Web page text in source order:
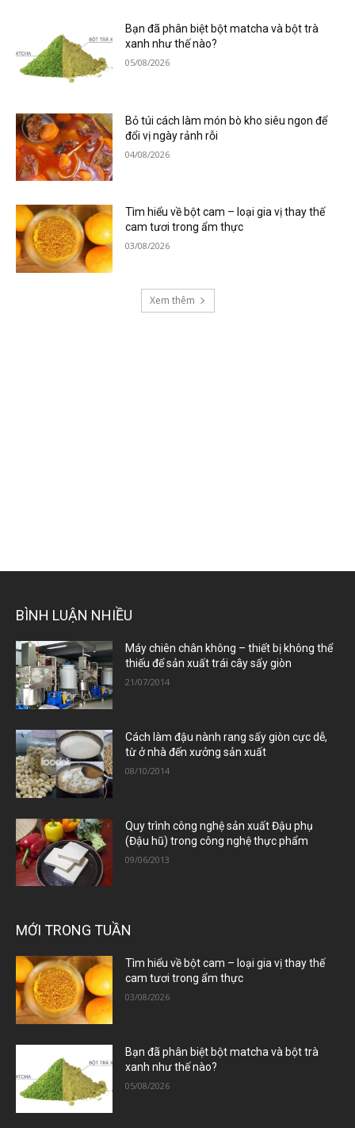
Bạn đã phân biệt bột matcha và bột trà
xanh như thế nào?
05/08/2026
Bỏ túi cách làm món bò kho siêu ngon để
đổi vị ngày rảnh rỗi
04/08/2026
Tìm hiểu về bột cam – loại gia vị thay thế
cam tươi trong ẩm thực
03/08/2026
Xem thêm
BÌNH LUẬN NHIỀU
Máy chiên chân không – thiết bị không thể
thiếu để sản xuất trái cây sấy giòn
21/07/2014
Cách làm đậu nành rang sấy giòn cực dễ,
từ ở nhà đến xưởng sản xuất
08/10/2014
Quy trình công nghệ sản xuất Đậu phụ
(Đậu hũ) trong công nghệ thực phẩm
09/06/2013
MỚI TRONG TUẦN
Tìm hiểu về bột cam – loại gia vị thay thế
cam tươi trong ẩm thực
03/08/2026
Bạn đã phân biệt bột matcha và bột trà
xanh như thế nào?
05/08/2026